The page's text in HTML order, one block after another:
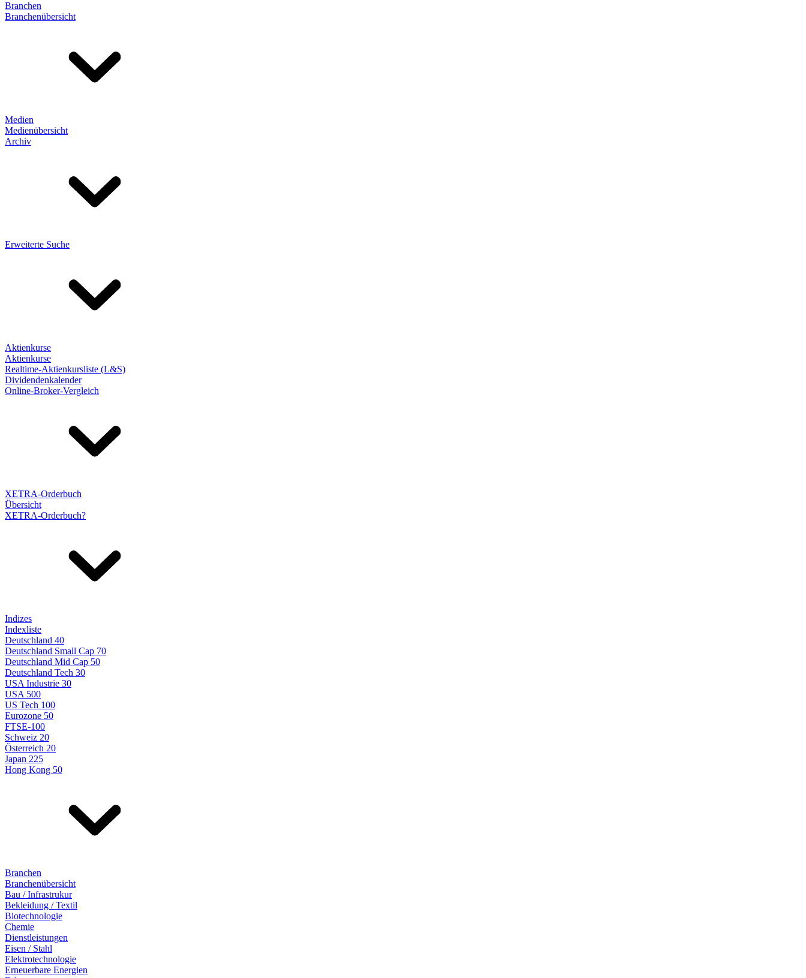
Branchen
Branchenübersicht
Medien
Medienübersicht
Archiv
Erweiterte Suche
Aktienkurse
Aktienkurse
Realtime-Aktienkursliste (L&S)
Dividendenkalender
Online-Broker-Vergleich
XETRA-Orderbuch
Übersicht
XETRA-Orderbuch?
Indizes
Indexliste
Deutschland 40
Deutschland Small Cap 70
Deutschland Mid Cap 50
Deutschland Tech 30
USA Industrie 30
USA 500
US Tech 100
Eurozone 50
FTSE-100
Schweiz 20
Österreich 20
Japan 225
Hong Kong 50
Branchen
Branchenübersicht
Bau / Infrastrukur
Bekleidung / Textil
Biotechnologie
Chemie
Dienstleistungen
Eisen / Stahl
Elektrotechnologie
Erneuerbare Energien